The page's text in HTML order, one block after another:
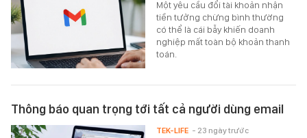
Một yêu cầu đổi tài khoản nhận
tiền tưởng chừng bình thường
có thể là cái bẫy khiến doanh
nghiệp mất toàn bộ khoản thanh
toán.
Thông báo quan trọng tới tất cả người dùng email
TEK-LIFE - 23 ngày trước